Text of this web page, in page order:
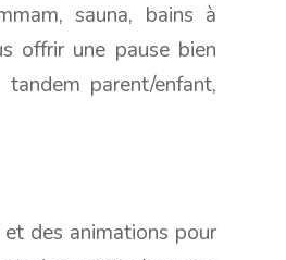
sauna, bains à
offrir une pause bien
parent/enfant,
des animations pour